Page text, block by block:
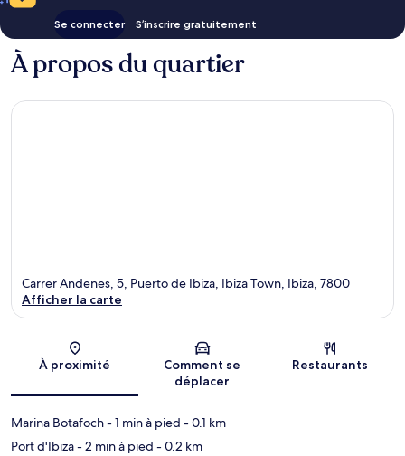
Se connecter S’inscrire gratuitement
À propos du quartier
Carte
Carrer Andenes, 5, Puerto de Ibiza, Ibiza Town, Ibiza, 7800
Afficher la carte
À proximité
Comment se
déplacer
Restaurants
Marina Botafoch- 1 min à pied - 0.1 km
Port d'Ibiza- 2 min à pied - 0.2 km